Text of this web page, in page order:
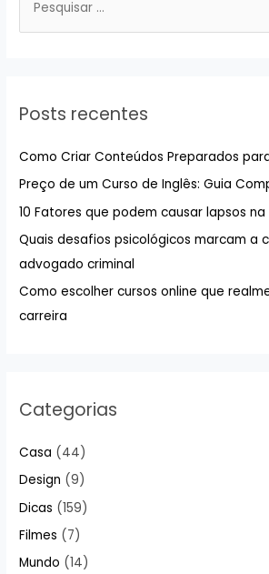
i
r
p
o
r
:
Posts recentes
Como Criar Conteúdos Preparados
Preço de um Curso de Inglês: Guia
10 Fatores que podem causar lapsos
Quais desafios psicológicos marcam a
advogado criminal
Como escolher cursos online que
carreira
Categorias
Casa (44)
Design (9)
Dicas (159)
Filmes (7)
Mundo (14)